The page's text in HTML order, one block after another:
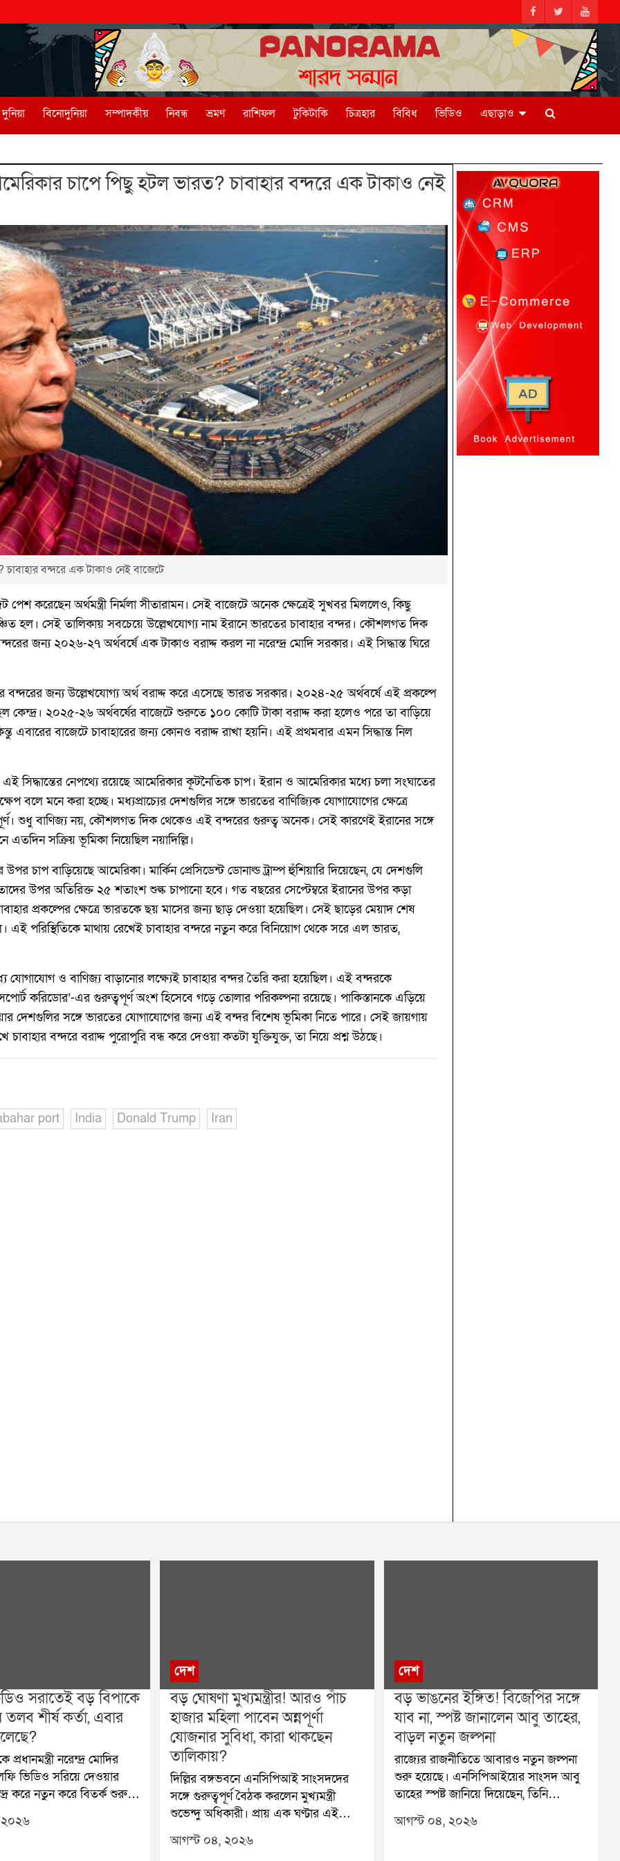
বিনোদুনিয়া সম্পাদকীয় নিবন্ধ ভ্রমণ রাশিফল টুকিটাকি চিত্রহার বিবিধ ভিডিও এছাড়াও
চাপে পিছু হটল ভারত? চাবাহার বন্দরে এক টাকাও নেই
বন্দরে এক টাকাও নেই বাজেটে
পেশ করেছেন অর্থমন্ত্রী নির্মলা সীতারামন। সেই বাজেটে অনেক ক্ষেত্রেই সুখবর মিললেও, কিছু
হল। সেই তালিকায় সবচেয়ে উল্লেখযোগ্য নাম ইরানে ভারতের চাবাহার বন্দর। কৌশলগত দিক
জন্য ২০২৬-২৭ অর্থবর্ষে এক টাকাও বরাদ্দ করল না নরেন্দ্র মোদি সরকার। এই সিদ্ধান্ত ঘিরে
বন্দরের জন্য উল্লেখযোগ্য অর্থ বরাদ্দ করে এসেছে ভারত সরকার। ২০২৪-২৫ অর্থবর্ষে এই প্রকল্পে
কেন্দ্র। ২০২৫-২৬ অর্থবর্ষের বাজেটে শুরুতে ১০০ কোটি টাকা বরাদ্দ করা হলেও পরে তা বাড়িয়ে
এবারের বাজেটে চাবাহারের জন্য কোনও বরাদ্দ রাখা হয়নি। এই প্রথমবার এমন সিদ্ধান্ত নিল
সিদ্ধান্তের নেপথ্যে রয়েছে আমেরিকার কূটনৈতিক চাপ। ইরান ও আমেরিকার মধ্যে চলা সংঘাতের
বলে মনে করা হচ্ছে। মধ্যপ্রাচ্যের দেশগুলির সঙ্গে ভারতের বাণিজ্যিক যোগাযোগের ক্ষেত্রে
শুধু বাণিজ্য নয়, কৌশলগত দিক থেকেও এই বন্দরের গুরুত্ব অনেক। সেই কারণেই ইরানের সঙ্গে
সক্রিয় ভূমিকা নিয়েছিল নয়াদিল্লি।
চাপ বাড়িয়েছে আমেরিকা। মার্কিন প্রেসিডেন্ট ডোনাল্ড ট্রাম্প হুঁশিয়ারি দিয়েছেন, যে দেশগুলি
উপর অতিরিক্ত ২৫ শতাংশ শুল্ক চাপানো হবে। গত বছরের সেপ্টেম্বরে ইরানের উপর কড়া
প্রকল্পের ক্ষেত্রে ভারতকে ছয় মাসের জন্য ছাড় দেওয়া হয়েছিল। সেই ছাড়ের মেয়াদ শেষ
এই পরিস্থিতিকে মাথায় রেখেই চাবাহার বন্দরে নতুন করে বিনিয়োগ থেকে সরে এল ভারত,
যোগাযোগ ও বাণিজ্য বাড়ানোর লক্ষ্যেই চাবাহার বন্দর তৈরি করা হয়েছিল। এই বন্দরকে
করিডোর’-এর গুরুত্বপূর্ণ অংশ হিসেবে গড়ে তোলার পরিকল্পনা রয়েছে। পাকিস্তানকে এড়িয়ে
দেশগুলির সঙ্গে ভারতের যোগাযোগের জন্য এই বন্দর বিশেষ ভূমিকা নিতে পারে। সেই জায়গায়
চাবাহার বন্দরে বরাদ্দ পুরোপুরি বন্ধ করে দেওয়া কতটা যুক্তিযুক্ত, তা নিয়ে প্রশ্ন উঠছে।
port India Donald Trump Iran
সরাতেই বড় বিপাকে
তলব শীর্ষ কর্তা, এবার
নরেন্দ্র মোদির
ভিডিও সরিয়ে দেওয়ার
করে নতুন করে বিতর্ক শুরু
বৈশ্বিক জননীতি বিষয়ক
দেশ
বড় ঘোষণা মুখ্যমন্ত্রীর! আরও পাঁচ
হাজার মহিলা পাবেন অন্নপূর্ণা
যোজনার সুবিধা, কারা থাকছেন
তালিকায়?
দিল্লির বঙ্গভবনে এনসিপিআই সাংসদদের
সঙ্গে গুরুত্বপূর্ণ বৈঠক করলেন মুখ্যমন্ত্রী
শুভেন্দু অধিকারী। প্রায় এক ঘণ্টার এই
বৈঠকে উপস্থিত ছিলেন সুদীপ বন্দ্যোপাধ্যায়,
শতাব্দী রায়-সহ দলের অন্যান্য সাংসদরা।
আগস্ট ০৪, ২০২৬
দেশ
বড় ভাঙনের ইঙ্গিত! বিজেপির সঙ্গে
যাব না, স্পষ্ট জানালেন আবু তাহের,
বাড়ল নতুন জল্পনা
রাজ্যের রাজনীতিতে আবারও নতুন জল্পনা
শুরু হয়েছে। এনসিপিআইয়ের সাংসদ আবু
তাহের স্পষ্ট জানিয়ে দিয়েছেন, তিনি
এনসিপিআইতে থাকলেও বিজেপির সঙ্গে
কোনওভাবেই যেতে চান না। একই ধরনের
আগস্ট ০৪, ২০২৬